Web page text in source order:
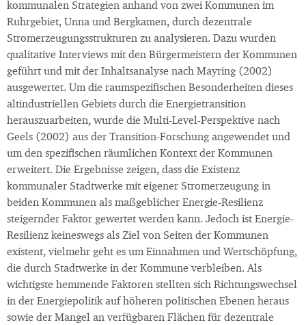
kommunalen Strategien anhand von zwei Kommunen im
Ruhrgebiet, Unna und Bergkamen, durch dezentrale
Stromerzeugungsstrukturen zu analysieren. Dazu wurden
qualitative Interviews mit den Bürgermeistern der Kommunen
geführt und mit der Inhaltsanalyse nach Mayring (2002)
ausgewertet. Um die raumspezifischen Besonderheiten dieses
altindustriellen Gebiets durch die Energietransition
herauszuarbeiten, wurde die Multi-Level-Perspektive nach
Geels (2002) aus der Transition-Forschung angewendet und
um den spezifischen räumlichen Kontext der Kommunen
erweitert. Die Ergebnisse zeigen, dass die Existenz
kommunaler Stadtwerke mit eigener Stromerzeugung in
beiden Kommunen als maßgeblicher Energie-Resilienz
steigernder Faktor gewertet werden kann. Jedoch ist Energie-
Resilienz keineswegs als Ziel von Seiten der Kommunen
existent, vielmehr geht es um Einnahmen und Wertschöpfung,
die durch Stadtwerke in der Kommune verbleiben. Als
wichtigste hemmende Faktoren stellten sich Richtungswechsel
in der Energiepolitik auf höheren politischen Ebenen heraus
sowie der Mangel an verfügbaren Flächen für dezentrale